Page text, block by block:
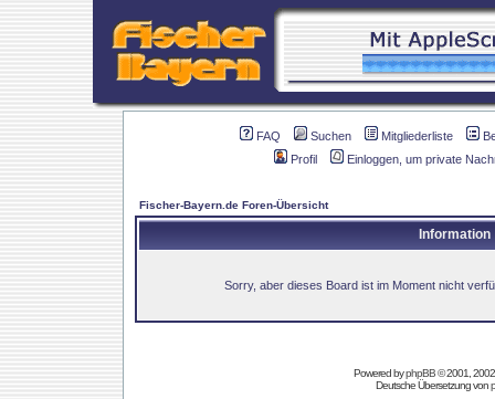
FAQ Suchen Mitgliederliste
Profil
Einloggen, um private
Fischer-Bayern.de Foren-Übersicht
Information
Sorry, aber dieses Board ist im Moment nicht
Powered byphpBB© 2001,
Deutsche Übersetzung von